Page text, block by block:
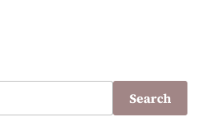
Search